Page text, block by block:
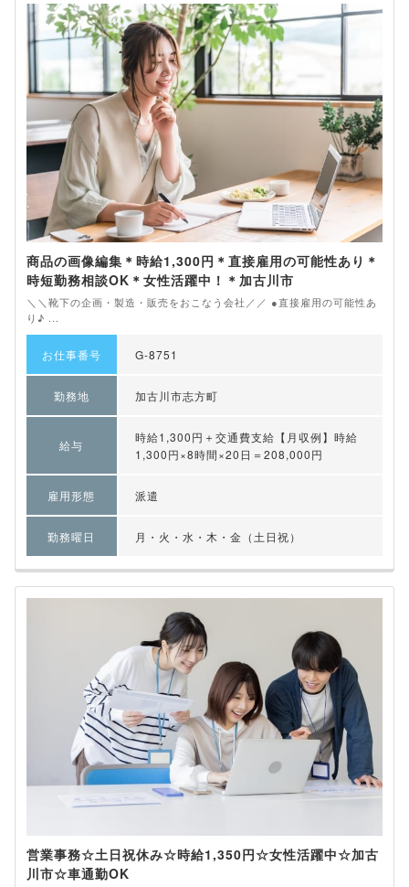
商品の画像編集＊時給1,300円＊直接雇用の可能性あり＊
時短勤務相談OK＊女性活躍中！＊加古川市
＼＼靴下の企画・製造・販売をおこなう会社／／ ●直接雇用の可能性あ
り♪ ...
お仕事番号 G-8751
勤務地 加古川市志方町
給与
時給1,300円＋交通費支給【月収例】時給
1,300円×8時間×20日＝208,000円
雇用形態 派遣
勤務曜日 月・火・水・木・金（土日祝）
営業事務☆土日祝休み☆時給1,350円☆女性活躍中☆加古
川市☆車通勤OK